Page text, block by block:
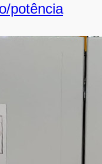
potência